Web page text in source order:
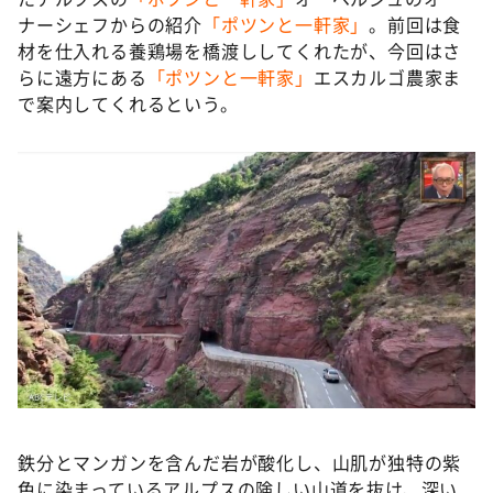
ナーシェフからの紹介 「ポツンと一軒家」。前回は食
材を仕入れる養鶏場を橋渡ししてくれたが、今回はさ
らに遠方にある 「ポツンと一軒家」 エスカルゴ農家ま
で案内してくれるという。
鉄分とマンガンを含んだ岩が酸化し、山肌が独特の紫